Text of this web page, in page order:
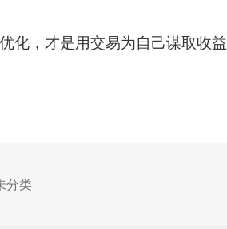
化，才是用交易为自己谋取收益
分类